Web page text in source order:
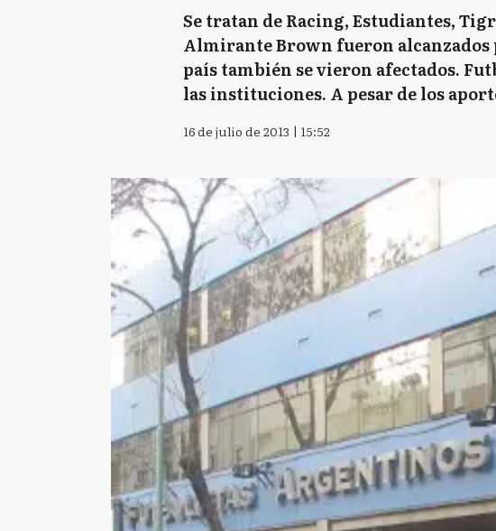
Se tratan de Racing, Estudiantes,
Almirante Brown fueron alcanzados
país también se vieron afectados.
las instituciones. A pesar de los
16 de julio de 2013 | 15:52